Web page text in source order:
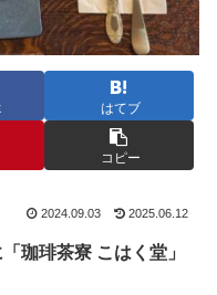
はてブ
コピー
2024.09.03 2025.06.12
珈琲茶寮 こはく堂」